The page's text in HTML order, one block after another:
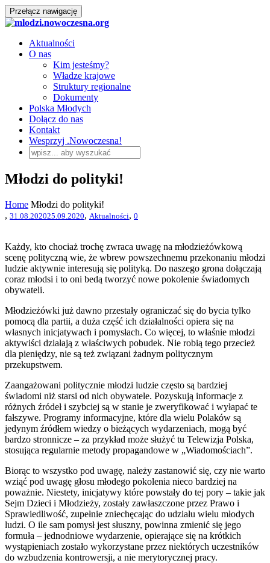
Przełącz nawigację
Aktualności
O nas
Kim jesteśmy?
Władze krajowe
Struktury regionalne
Dokumenty
Polska Młodych
Dołącz do nas
Kontakt
Wesprzyj .Nowoczesna!
Młodzi do polityki!
Home Młodzi do polityki!
, 31.08.202025.09.2020, Aktualności, 0
Każdy, kto chociaż trochę zwraca uwagę na młodzieżówkową
scenę polityczną wie, że wbrew powszechnemu przekonaniu młodzi
ludzie aktywnie interesują się polityką. Do naszego grona dołączają
coraz młodsi i to oni bedą tworzyć nowe pokolenie świadomych
obywateli.
Młodzieżówki już dawno przestały ograniczać się do bycia tylko
pomocą dla partii, a duża część ich działalności opiera się na
własnych inicjatywach i pomysłach. Co więcej, to właśnie młodzi
aktywiści działają z właściwych pobudek. Nie robią tego przecież
dla pieniędzy, nie są też związani żadnym politycznym
przekupstwem.
Zaangażowani politycznie młodzi ludzie często są bardziej
świadomi niż starsi od nich obywatele. Pozyskują informacje z
różnych źródeł i szybciej są w stanie je zweryfikować i wyłapać te
fałszywe. Programy informacyjne, które dla wielu Polaków są
jedynym źródłem wiedzy o bieżących wydarzeniach, mogą być
bardzo stronnicze – za przykład może służyć tu Telewizja Polska,
stosująca regularnie metody propagandowe w „Wiadomościach”.
Biorąc to wszystko pod uwagę, należy zastanowić się, czy nie warto
wziąć pod uwagę głosu młodego pokolenia nieco bardziej na
poważnie. Niestety, inicjatywy które powstały do tej pory – takie jak
Sejm Dzieci i Młodzieży, zostały zawłaszczone przez Prawo i
Sprawiedliwość, zupełnie zniechęcając do udziału wielu młodych
ludzi. O ile sam pomysł jest słuszny, powinna zmienić się jego
formuła – jednodniowe wydarzenie, opierające się na krótkich
wystąpieniach zostało wykorzystane przez niektórych uczestników
do wzbudzenia kontrowersji, a nie merytorycznej pracy.